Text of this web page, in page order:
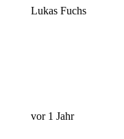
Lukas Fuchs
vor 1 Jahr